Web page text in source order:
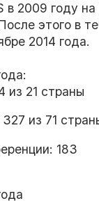
в 2009 году
этого в
2014 года.
из 21 страны
из 71
183